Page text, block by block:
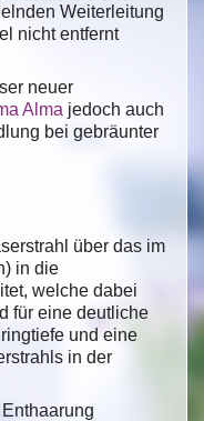
Weiterleitung
nicht entfernt
neuer
Alma jedoch auch
bei gebräunter
über das im
in die
welche dabei
für eine deutliche
und eine
in der